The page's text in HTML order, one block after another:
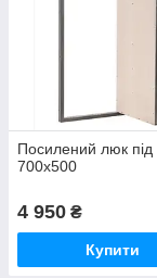
Посилений люк під
700х500
4 950 ₴
Купити